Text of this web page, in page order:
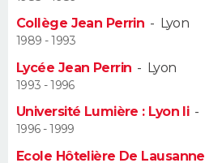
Alimentation
Guide de la santé
Maladies
Médicaments
Sommeil
VOYAGE
Destinations
City break
Voyage nature
Voyage de noces
Forum
Climat
+
PHOTO
GUIDES D'ACHAT
BONS PLANS
Collège Jean Perrin - Lyon
1989 - 1993
Lycée Jean Perrin - Lyon
1993 - 1996
Université Lumière : Lyon Ii-
1996 - 1999
Ecole Hôtelière De Lausanne